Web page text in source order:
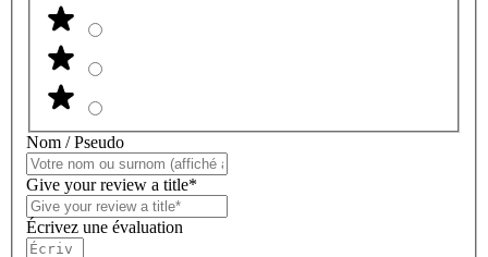
Nom / Pseudo
Give your review a title*
Écrivez une évaluation